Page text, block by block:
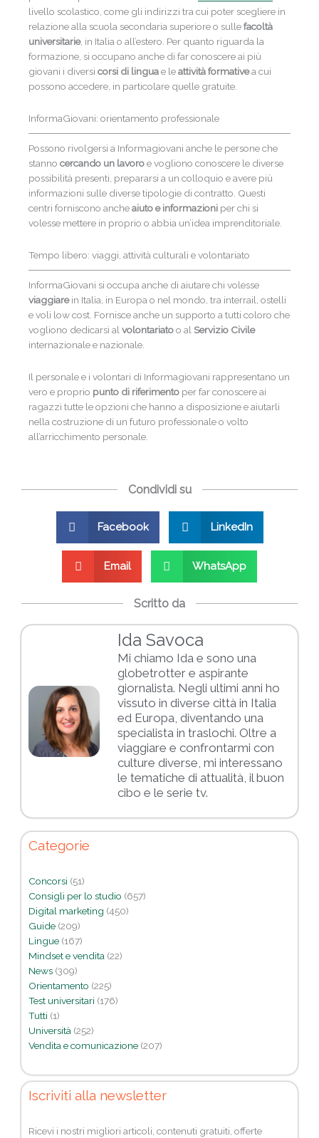
livello scolastico, come gli indirizzi tra cui poter scegliere in
relazione alla scuola secondaria superiore o sullefacoltà
universitarie, in Italia o all’estero. Per quanto riguarda la
formazione, si occupano anche di far conoscere ai più
giovani i diversi corsi di linguae leattività formativea cui
possono accedere, in particolare quelle gratuite.
InformaGiovani: orientamento professionale
Possono rivolgersi a Informagiovani anche le persone che
stanno cercando un lavoroe vogliono conoscere le diverse
possibilità presenti, prepararsi a un colloquio e avere più
informazioni sulle diverse tipologie di contratto. Questi
centri forniscono ancheaiuto e informazioni per chi si
volesse mettere in proprio o abbia un’idea imprenditoriale.
Tempo libero: viaggi, attività culturali e volontariato
InformaGiovani si occupa anche di aiutare chi volesse
viaggiarein Italia, in Europa o nel mondo, tra interrail, ostelli
e voli low cost. Fornisce anche un supporto a tutti coloro che
vogliono dedicarsi al volontariatoo al Servizio Civile
internazionale e nazionale.
Il personale e i volontari di Informagiovani rappresentano un
vero e proprio punto di riferimento per far conoscere ai
ragazzi tutte le opzioni che hanno a disposizione e aiutarli
nella costruzione di un futuro professionale o volto
all’arricchimento personale.
Condividi su
Facebook LinkedIn
Email WhatsApp
Scritto da
Ida Savoca
Mi chiamo Ida e sono una
globetrotter e aspirante
giornalista. Negli ultimi anni ho
vissuto in diverse città in Italia
ed Europa, diventando una
specialista in traslochi. Oltre a
viaggiare e confrontarmi con
culture diverse, mi interessano
le tematiche di attualità, il buon
cibo e le serie tv.
Categorie
Concorsi (51)
Consigli per lo studio (657)
Digital marketing (450)
Guide (209)
Lingue (167)
Mindset e vendita (22)
News (309)
Orientamento (225)
Test universitari (176)
Tutti (1)
Università (252)
Vendita e comunicazione (207)
Iscriviti alla newsletter
Ricevi i nostri migliori articoli, contenuti gratuiti, offerte